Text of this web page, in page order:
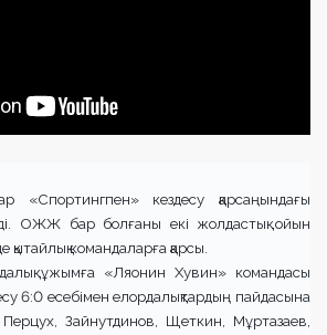
«Спортингпен» кездесу қарсаңындағы
ОЖЖ бар болғаны екі жолдастық ойын
командаларға қарсы.
ұжымға «Ляонин Хувин» командасы
6:0 есебімен елордалықтардың пайдасына
Перцух, Зайнутдинов, Щеткин, Мұртазаев,